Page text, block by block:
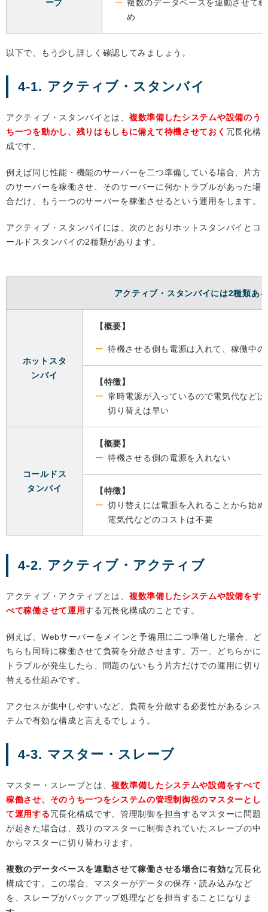
ーブ
複数のデータベースを連動させて
め
以下で、もう少し詳しく確認してみましょう。
4-1. アクティブ・スタンバイ
アクティブ・スタンバイとは、 複数準備したシステムや設備のう
ち一つを動かし、残りはもしもに備えて待機させておく 冗長化構
成です。
例えば同じ性能・機能のサーバーを二つ準備している場合、片方
のサーバーを稼働させ、そのサーバーに何かトラブルがあった場
合だけ、もう一つのサーバーを稼働させるという運用をします。
アクティブ・スタンバイには、次のとおりホットスタンバイとコ
ールドスタンバイの2種類があります。
アクティブ・スタンバイには2種類あ
ホットスタ
ンバイ
【概要】
待機させる側も電源は入れて、稼働中
【特徴】
常時電源が入っているので電気代など
切り替えは早い
コールドス
タンバイ
【概要】
待機させる側の電源を入れない
【特徴】
切り替えには電源を入れることから始
電気代などのコストは不要
4-2. アクティブ・アクティブ
アクティブ・アクティブとは、 複数準備したシステムや設備をす
べて稼働させて運用する冗長化構成のことです。
例えば、Webサーバーをメインと予備用に二つ準備した場合、ど
ちらも同時に稼働させて負荷を分散させます。万一、どちらかに
トラブルが発生したら、問題のないもう片方だけでの運用に切り
替える仕組みです。
アクセスが集中しやすいなど、負荷を分散する必要性があるシス
テムで有効な構成と言えるでしょう。
4-3. マスター・スレーブ
マスター・スレーブとは、複数準備したシステムや設備をすべて
稼働させ、そのうち一つをシステムの管理制御役のマスターとし
て運用する冗長化構成です。管理制御を担当するマスターに問題
が起きた場合は、残りのマスターに制御されていたスレーブの中
からマスターに切り替わります。
複数のデータベースを連動させて稼働させる場合に有効な冗長化
構成です。この場合、マスターがデータの保存・読み込みなど
を、スレーブがバックアップ処理などを担当することになりま